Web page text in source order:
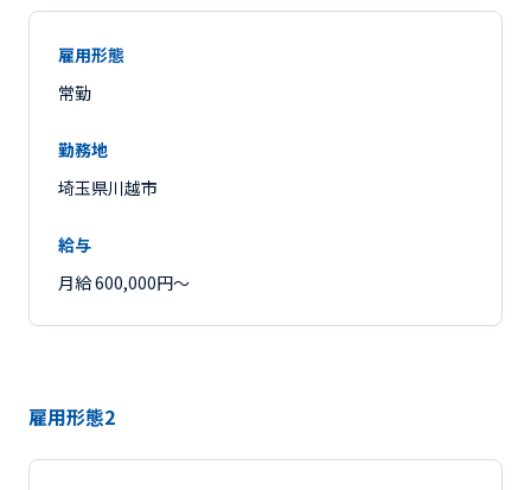
雇用形態
常勤
勤務地
埼玉県川越市
給与
月給 600,000円〜
雇用形態2